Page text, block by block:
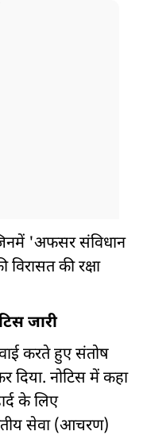
'अफसर संविधान
की रक्षा
जारी
करते हुए संतोष
दिया. नोटिस में कहा
के लिए
सेवा (आचरण)